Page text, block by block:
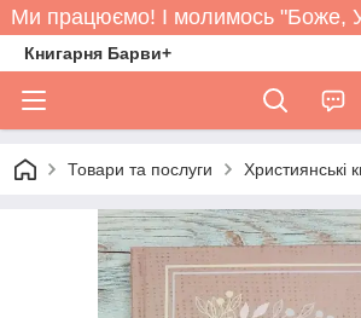
Ми працюємо! І молимось "Боже,
Книгарня Барви+
Товари та послуги Християнські